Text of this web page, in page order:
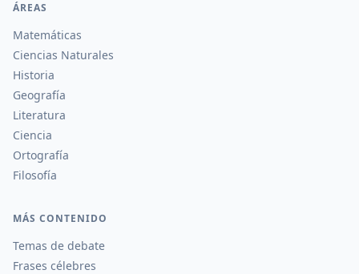
ÁREAS
Matemáticas
Ciencias Naturales
Historia
Geografía
Literatura
Ciencia
Ortografía
Filosofía
MÁS CONTENIDO
Temas de debate
Frases célebres